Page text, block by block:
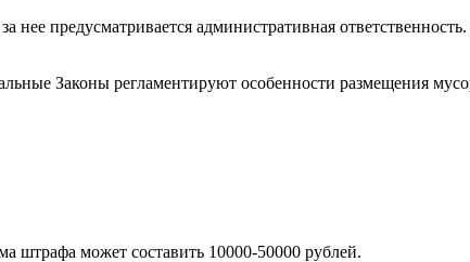
предусматривается административная ответственность.
Законы регламентируют особенности размещения
штрафа может составить 10000-50000 рублей.